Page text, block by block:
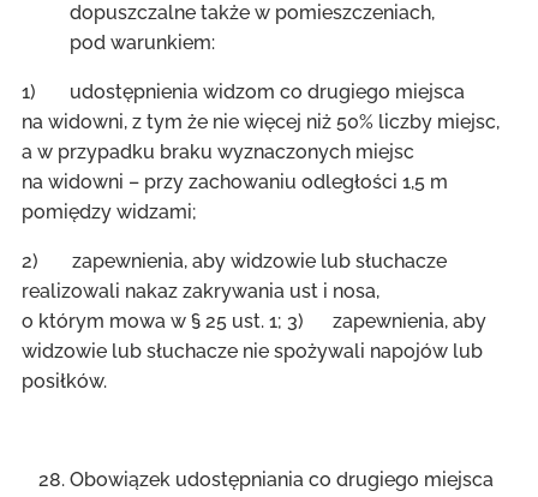
dopuszczalne także w pomieszczeniach,
pod warunkiem:
1) udostępnienia widzom co drugiego miejsca
na widowni, z tym że nie więcej niż 50% liczby miejsc,
a w przypadku braku wyznaczonych miejsc
na widowni – przy zachowaniu odległości 1,5 m
pomiędzy widzami;
2) zapewnienia, aby widzowie lub słuchacze
realizowali nakaz zakrywania ust i nosa,
o którym mowa w § 25 ust. 1; 3) zapewnienia, aby
widzowie lub słuchacze nie spożywali napojów lub
posiłków.
Obowiązek udostępniania co drugiego miejsca